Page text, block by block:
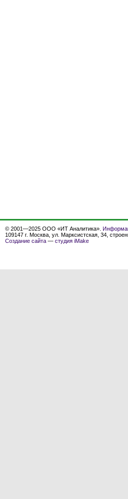
© 2001—2025 ООО «ИТ Аналитика».
109147 г. Москва, ул. Марксистская, 34,
Создание сайта — студия iMake